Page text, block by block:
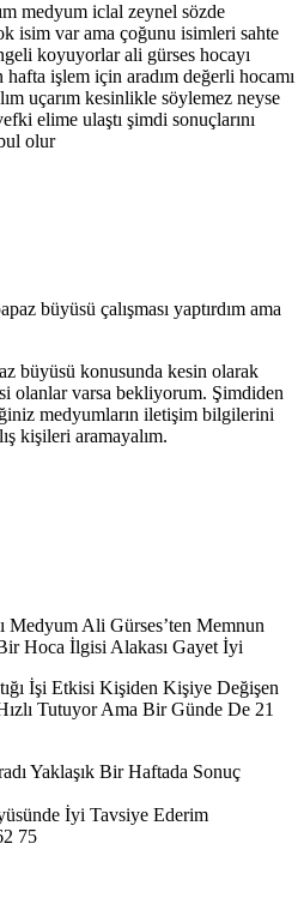
medyum iclal zeynel sözde
isim var ama çoğunu isimleri sahte
koyuyorlar ali gürses hocayı
işlem için aradım değerli hocamı
uçarım kesinlikle söylemez neyse
elime ulaştı şimdi sonuçlarını
olur
büyüsü çalışması yaptırdım ama
büyüsü konusunda kesin olarak
olanlar varsa bekliyorum. Şimdiden
medyumların iletişim bilgilerini
kişileri aramayalım.
Medyum Ali Gürses’ten Memnun
Hoca İlgisi Alakası Gayet İyi
İşi Etkisi Kişiden Kişiye Değişen
Tutuyor Ama Bir Günde De 21
Yaklaşık Bir Haftada Sonuç
İyi Tavsiye Ederim
75